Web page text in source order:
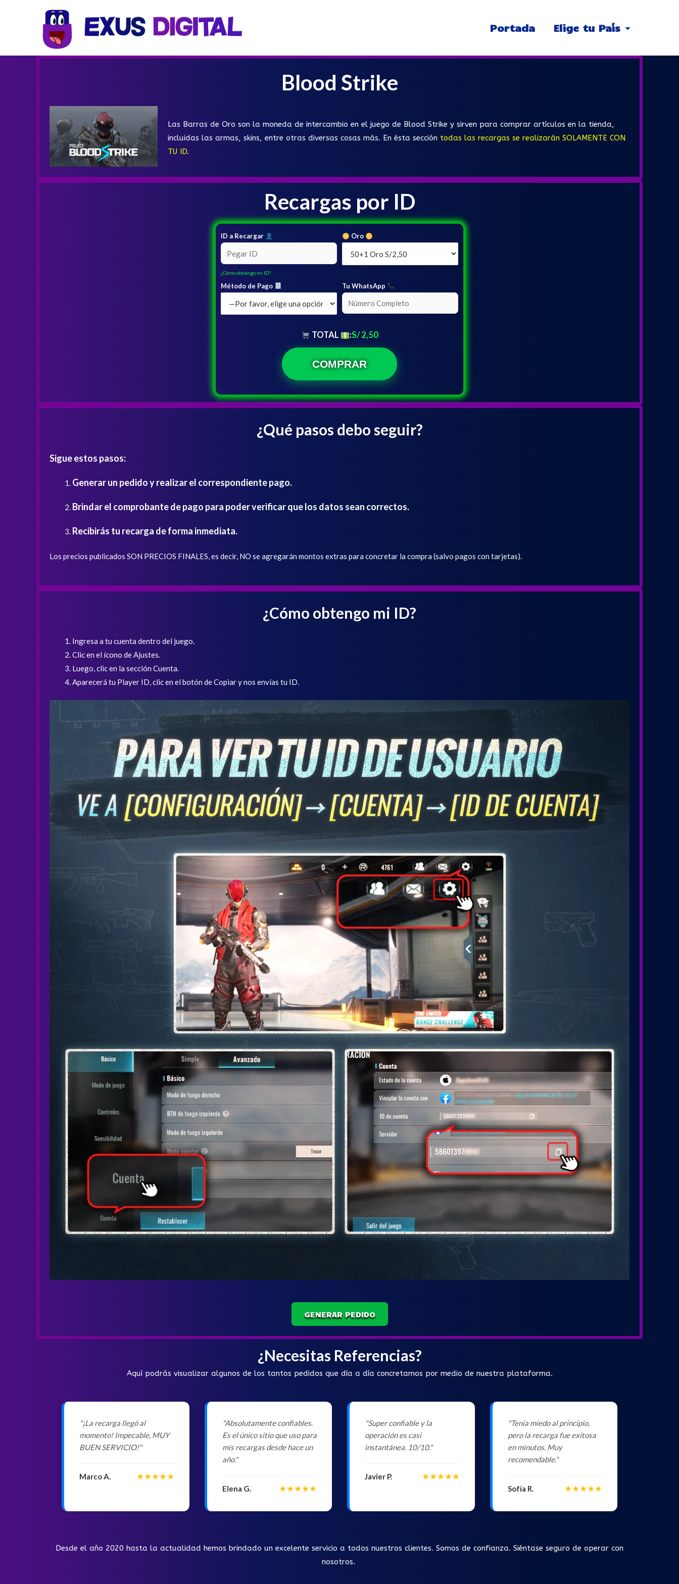
Portada Elige tu País
Blood Strike
Las Barras de Oro son la moneda de intercambio en el juego de Blood Strike y sirven para comprar artículos en la tienda,
incluidas las armas, skins, entre otras diversas cosas más. En ésta sección todas las recargas se realizarán SOLAMENTE CON
TU ID.
Recargas por ID
ID a Recargar Oro
¿Cómo obtengo mi ID?
Método de Pago Tu WhatsApp
TOTAL :S/ 2,50
¿Qué pasos debo seguir?
Sigue estos pasos:
Generar un pedido y realizar el correspondiente pago.
Brindar el comprobante de pago para poder verificar que los datos sean correctos.
Recibirás tu recarga de forma inmediata.
Los precios publicados SON PRECIOS FINALES, es decir, NO se agregarán montos extras para concretar la compra (salvo pagos con tarjetas).
¿Cómo obtengo mi ID?
Ingresa a tu cuenta dentro del juego.
Clic en el ícono de Ajustes.
Luego, clic en la sección Cuenta.
Aparecerá tu Player ID, clic en el botón de Copiar y nos envías tu ID.
GENERAR PEDIDO
¿Necesitas Referencias?
Aquí podrás visualizar algunos de los tantos pedidos que día a día concretamos por medio de nuestra plataforma.
"¡La recarga llegó al
momento! Impecable, MUY
BUEN SERVICIO!"
Marco A. ★★★★★
"Absolutamente confiables.
Es el único sitio que uso para
mis recargas desde hace un
año."
Elena G. ★★★★★
"Super confiable y la
operación es casi
instantánea. 10/10."
Javier P. ★★★★★
"Tenía miedo al principio,
pero la recarga fue exitosa
en minutos. Muy
recomendable."
Sofía R. ★★★★★
Desde el año 2020 hasta la actualidad hemos brindado un excelente servicio a todos nuestros clientes. Somos de confianza. Siéntase seguro de operar con
nosotros.